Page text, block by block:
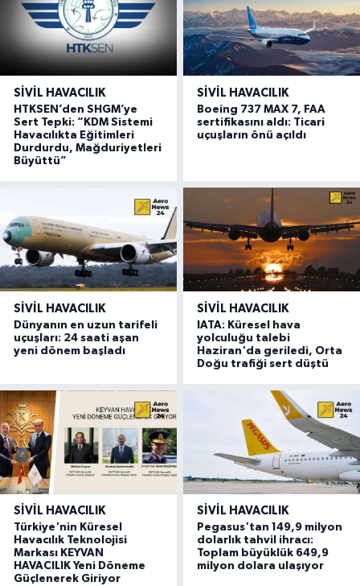
SIVIL HAVACILIK
HTKSEN’den SHGM’ye
Sert Tepki: “KDM Sistemi
Havacılıkta Eğitimleri
Durdurdu, Mağduriyetleri
Büyüttü”
SIVIL HAVACILIK
Boeing 737 MAX 7, FAA
sertifikasını aldı: Ticari
uçuşların önü açıldı
SIVIL HAVACILIK
Dünyanın en uzun tarifeli
uçuşları: 24 saati aşan
yeni dönem başladı
SIVIL HAVACILIK
IATA: Küresel hava
yolculuğu talebi
Haziran'da geriledi, Orta
Doğu trafiği sert düştü
SIVIL HAVACILIK
Türkiye'nin Küresel
Havacılık Teknolojisi
Markası KEYVAN
HAVACILIK Yeni Döneme
Güçlenerek Giriyor
SIVIL HAVACILIK
Pegasus'tan 149,9 milyon
dolarlık tahvil ihracı:
Toplam büyüklük 649,9
milyon dolara ulaşıyor